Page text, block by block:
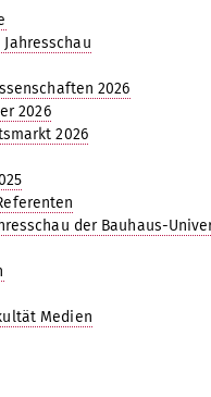
2026
2026
2026
der Bauhaus-
Medien